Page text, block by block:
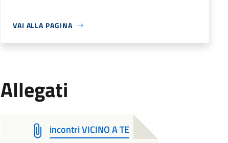
VAI ALLA PAGINA
Allegati
incontri VICINO A TE